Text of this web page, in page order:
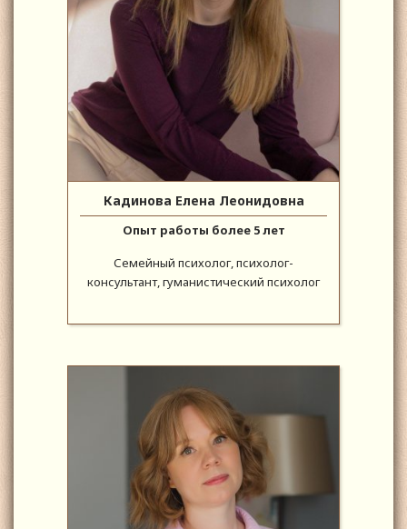
Кадинова Елена Леонидовна
Опыт работы более 5 лет
Семейный психолог, психолог-
консультант, гуманистический психолог